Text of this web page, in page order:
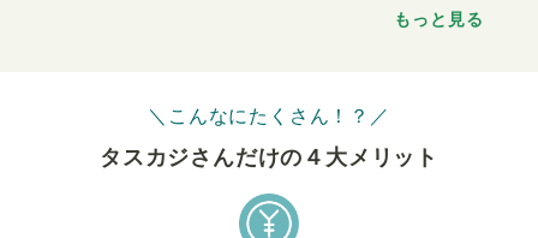
もっと見る
＼こんなにたくさん！？／
タスカジさんだけの４⼤メリット